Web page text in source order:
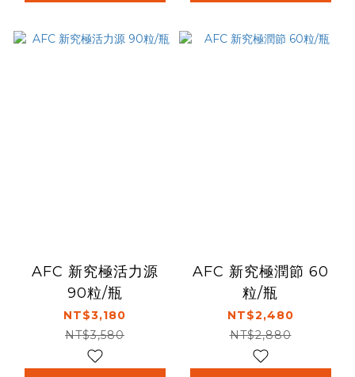
AFC 新究極活力源
90粒/瓶
NT$3,180
NT$3,580
AFC 新究極潤節 60
粒/瓶
NT$2,480
NT$2,880